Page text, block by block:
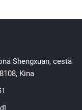
Shengxuan, cesta
Kina